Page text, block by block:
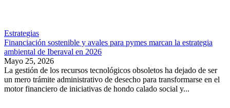
Estrategias
Financiación sostenible y avales para pymes marcan la estrategia
ambiental de Iberaval en 2026
Mayo 25, 2026
La gestión de los recursos tecnológicos obsoletos ha dejado de ser
un mero trámite administrativo de desecho para transformarse en el
motor financiero de iniciativas de hondo calado social y...